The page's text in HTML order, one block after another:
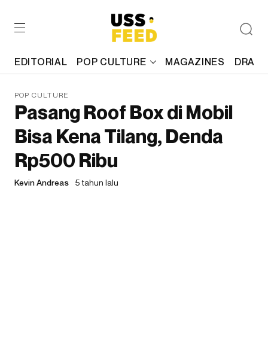
EDITORIAL POP CULTURE MAGAZINES
POP CULTURE
Pasang Roof Box di Mobil
Bisa Kena Tilang, Denda
Rp500 Ribu
Kevin Andreas 5 tahun lalu